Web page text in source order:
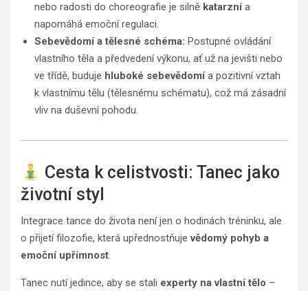
nebo radosti do choreografie je silně katarznía
napomáhá emoční regulaci.
Sebevědomí a tělesné schéma: Postupné ovládání
vlastního těla a předvedení výkonu, ať už na jevišti nebo
ve třídě, buduje hluboké sebevědomía pozitivní vztah
k vlastnímu tělu (tělesnému schématu), což má zásadní
vliv na duševní pohodu.
Cesta k celistvosti: Tanec jako
životní styl
Integrace tance do života není jen o hodinách tréninku, ale
o přijetí filozofie, která upřednostňujevědomý pohyb a
emoční upřímnost.
Tanec nutí jedince, aby se stali experty na vlastní tělo –